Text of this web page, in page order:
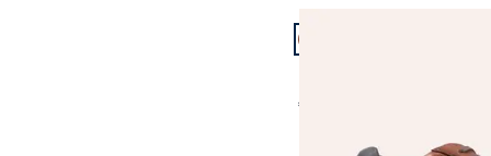
Artikel 1 von 21.
€ 99,99